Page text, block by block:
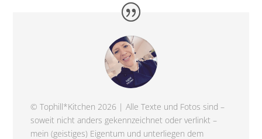
© Tophill*Kitchen 2026 | Alle Texte und Fotos sind –
soweit nicht anders gekennzeichnet oder verlinkt –
mein (geistiges) Eigentum und unterliegen dem